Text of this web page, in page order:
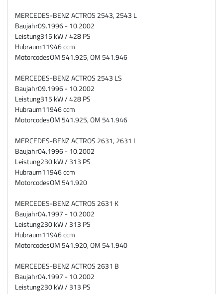
MERCEDES-BENZ ACTROS 2543, 2543 L
Baujahr09.1996 - 10.2002
Leistung315 kW / 428 PS
Hubraum11946 ccm
MotorcodesOM 541.925, OM 541.946
MERCEDES-BENZ ACTROS 2543 LS
Baujahr09.1996 - 10.2002
Leistung315 kW / 428 PS
Hubraum11946 ccm
MotorcodesOM 541.925, OM 541.946
MERCEDES-BENZ ACTROS 2631, 2631 L
Baujahr04.1996 - 10.2002
Leistung230 kW / 313 PS
Hubraum11946 ccm
MotorcodesOM 541.920
MERCEDES-BENZ ACTROS 2631 K
Baujahr04.1997 - 10.2002
Leistung230 kW / 313 PS
Hubraum11946 ccm
MotorcodesOM 541.920, OM 541.940
MERCEDES-BENZ ACTROS 2631 B
Baujahr04.1997 - 10.2002
Leistung230 kW / 313 PS